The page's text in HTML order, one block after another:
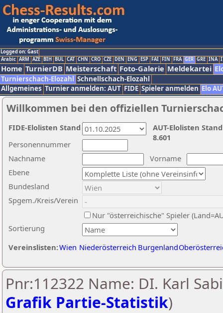
Logged on: Gast
Arabic ARM AZE BIH BUL CAT CHN CRO CZE DEN ENG ESP FAI FIN FRA GER GRE INA
Home TurnierDB Meisterschaft Foto-Galerie Meldekartei
Turnierschach-Elozahl Schnellschach-Elozahl
Allgemeines Turnier anmelden: AUT FIDE Spieler anmelden Elo
Willkommen bei den offiziellen
Nachname
Vorname
Ebene
Sortierung
Personennummer
Bundesland
Spgem./Kreis/Verein
Nur "österreichische" Spieler
Vereinslisten:Wien Niederösterreich Burgenland
AUT-Elolisten
8.601
FIDE-Elolisten Stand
Pnr:112322 Name: DI. Karl
Grafik Partie-Statistik)